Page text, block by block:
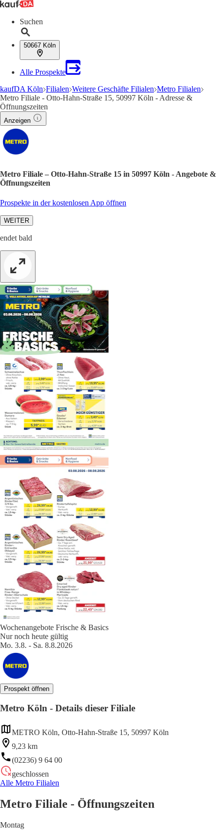
Suchen
50667 Köln
Alle Prospekte
kaufDA Köln Filialen Weitere Geschäfte Filialen Metro Filialen
Metro Filiale - Otto-Hahn-Straße 15, 50997 Köln - Adresse &
Öffnungszeiten
Anzeigen
Metro Filiale – Otto-Hahn-Straße 15 in 50997 Köln - Angebote &
Öffnungszeiten
Prospekte in der kostenlosen App öffnen
WEITER
endet bald
Wochenangebote Frische & Basics
Nur noch heute gültig
Mo. 3.8. - Sa. 8.8.2026
Prospekt öffnen
Metro Köln - Details dieser Filiale
METRO Köln, Otto-Hahn-Straße 15, 50997 Köln
9,23 km
(02236) 9 64 00
geschlossen
Alle Metro Filialen
Metro Filiale - Öffnungszeiten
Montag